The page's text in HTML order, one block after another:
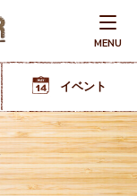
MENU
イベント